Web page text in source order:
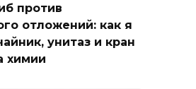
против
отложений: как я
унитаз и кран
химии